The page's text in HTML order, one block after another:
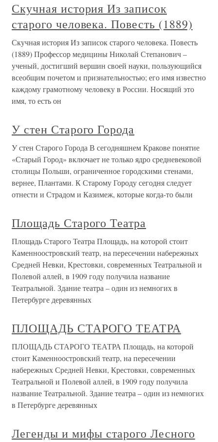
Скучная история Из записок
старого человека. Повесть (1889)
Скучная история Из записок старого человека. Повесть
(1889) Профессор медицины Николай Степанович –
ученый, достигший вершин своей науки, пользующийся
всеобщим почетом и признательностью; его имя известно
каждому грамотному человеку в России. Носящий это
имя, то есть он
У стен Старого Города
У стен Старого Города В сегодняшнем Кракове понятие
«Старый Город» включает не только ядро средневековой
столицы Польши, ограниченное городскими стенами,
вернее, Плантами. К Старому Городу сегодня следует
отнести и Страдом и Казимеж, которые когда-то были
Площадь Старого Театра
Площадь Старого Театра Площадь, на которой стоит
Каменноостровский театр, на пересечении набережных
Средней Невки, Крестовки, современных Театральной и
Полевой аллей, в 1909 году получила название
Театральной. Здание театра – один из немногих в
Петербурге деревянных
ПЛОЩАДЬ СТАРОГО ТЕАТРА
ПЛОЩАДЬ СТАРОГО ТЕАТРА Площадь, на которой
стоит Каменноостровский театр, на пересечении
набережных Средней Невки, Крестовки, современных
Театральной и Полевой аллей, в 1909 году получила
название Театральной. Здание театра – один из немногих
в Петербурге деревянных
Легенды и мифы старого Лесного